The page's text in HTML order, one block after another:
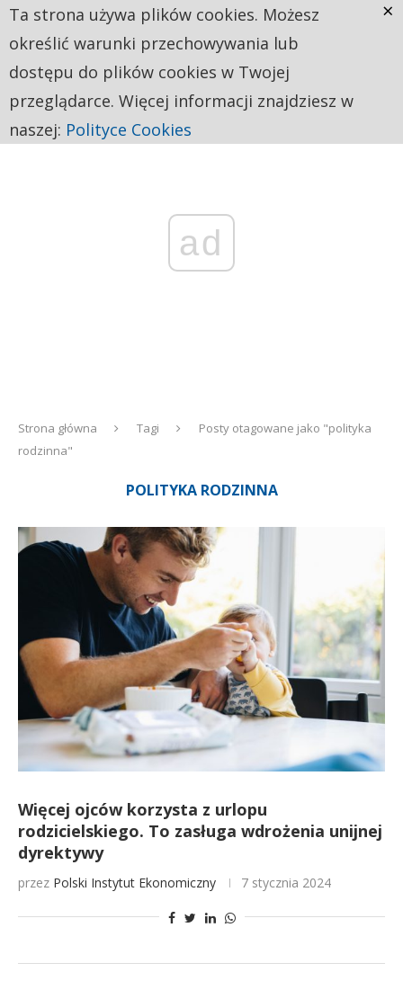
ad
Strona główna Tagi
Posty otagowane jako "polityka
rodzinna"
POLITYKA RODZINNA
Więcej ojców korzysta z urlopu
rodzicielskiego. To zasługa wdrożenia unijnej
dyrektywy
przez Polski Instytut Ekonomiczny 7 stycznia 2024
Ta strona używa plików cookies. Możesz
określić warunki przechowywania lub
dostępu do plików cookies w Twojej
przeglądarce. Więcej informacji znajdziesz w
naszej: Polityce Cookies
×